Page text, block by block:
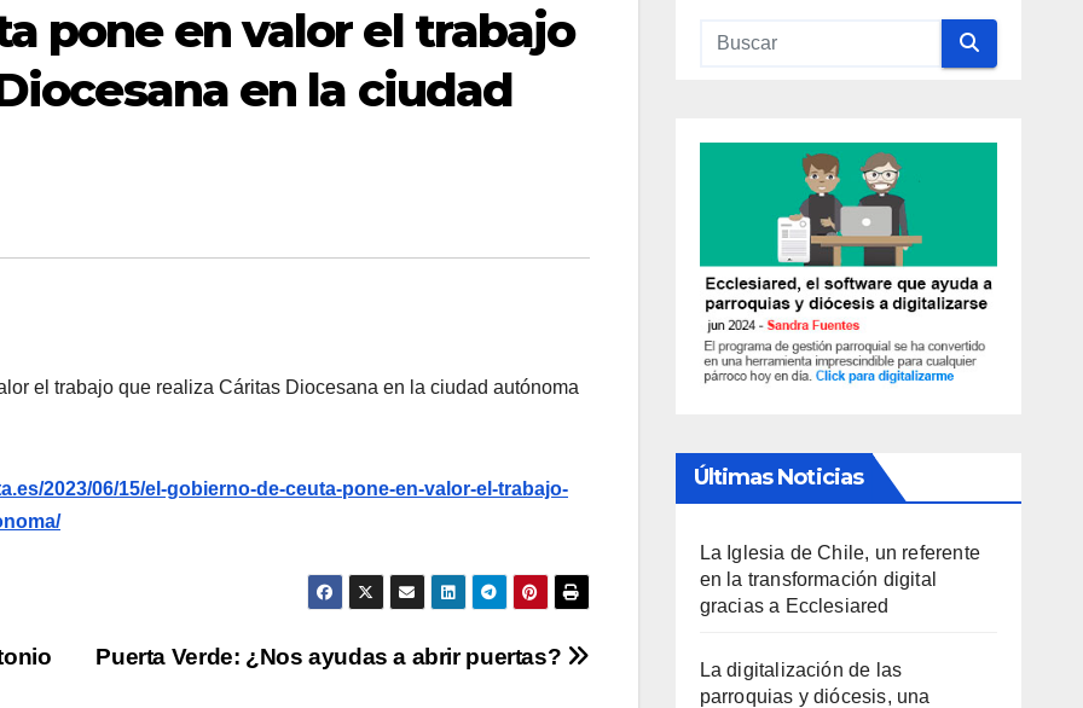
pone en valor el trabajo
en la ciudad
el trabajo que realiza Cáritas Diocesana en la ciudad autónoma
2023/06/15/el-gobierno-de-ceuta-pone-en-valor-el-trabajo-
Puerta Verde: ¿Nos ayudas a abrir puertas?
Últimas Noticias
La Iglesia de Chile, un referente
en la transformación digital
gracias a Ecclesiared
La digitalización de las
parroquias y diócesis, una